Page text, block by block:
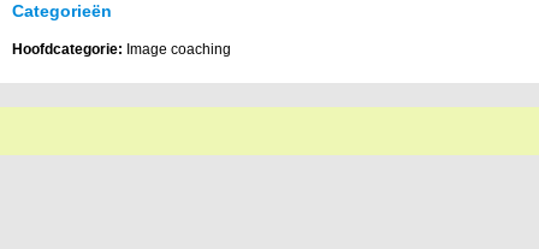
Categorieën
Hoofdcategorie: Image coaching